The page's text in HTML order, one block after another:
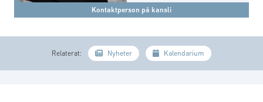
Kontaktperson på kansli
Relaterat: Nyheter Kalendarium